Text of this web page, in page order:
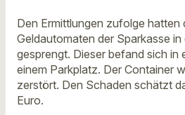
Den Ermittlungen zufolge hatten
Geldautomaten der Sparkasse
gesprengt. Dieser befand sich in
einem Parkplatz. Der Container
zerstört. Den Schaden schätzt
Euro.